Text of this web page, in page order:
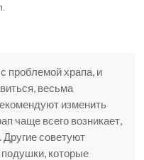
проблемой храпа, и
весьма
изменить
чаще всего возникает,
Другие советуют
которые